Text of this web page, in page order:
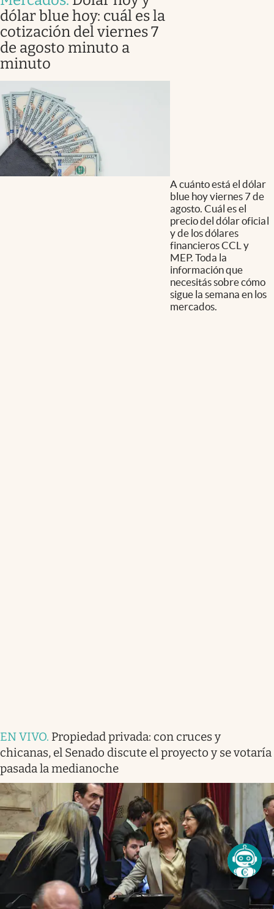
dólar blue hoy: cuál es la
cotización del viernes 7
de agosto minuto a
minuto
A cuánto está el dólar
blue hoy viernes 7 de
agosto. Cuál es el
precio del dólar oficial
y de los dólares
financieros CCL y
MEP. Toda la
información que
necesitás sobre cómo
sigue la semana en los
mercados.
EN VIVO. Propiedad privada: con cruces y
chicanas, el Senado discute el proyecto y se votaría
pasada la medianoche